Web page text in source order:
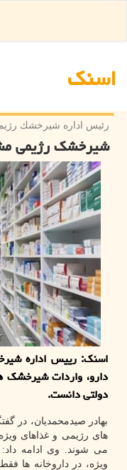
اسنك
رئیس اداره شیرخشك
شیرخشک رژیمی
اسنک: رییس اداره
دارو، واردات شیرخشک
دولتی دانست.
بهادر صیدمحمدیان، در
های رژیمی و غذاهای
می شوند. وی ادامه داد:
ویژه، در داروخانه ها